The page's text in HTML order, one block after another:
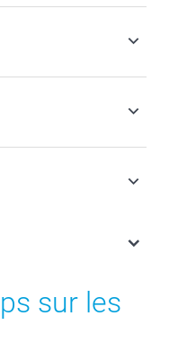
TVA incluse et
sur les